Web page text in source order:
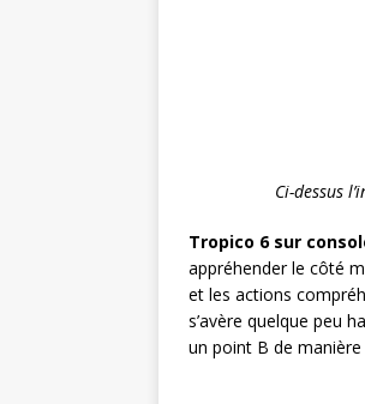
Ci-dessus
Tropico 6 sur
appréhender le côté
et les actions
s’avère quelque peu
un point B de